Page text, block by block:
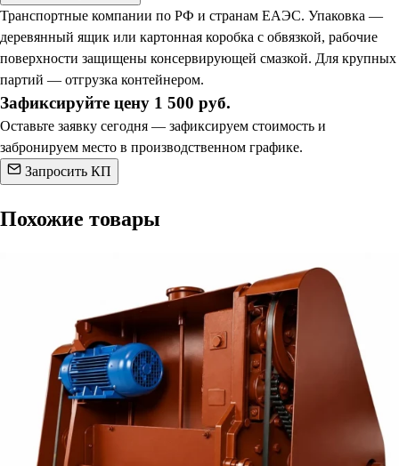
Транспортные компании по РФ и странам ЕАЭС. Упаковка —
деревянный ящик или картонная коробка с обвязкой, рабочие
поверхности защищены консервирующей смазкой. Для крупных
партий — отгрузка контейнером.
Зафиксируйте цену 1 500 руб.
Оставьте заявку сегодня — зафиксируем стоимость и
забронируем место в производственном графике.
Запросить КП
Похожие товары